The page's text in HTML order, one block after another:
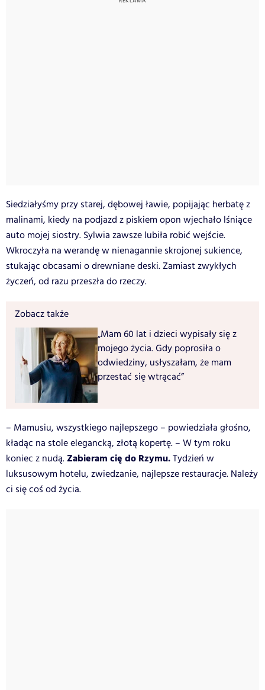
Siedziałyśmy przy starej, dębowej ławie, popijając herbatę z
malinami, kiedy na podjazd z piskiem opon wjechało lśniące
auto mojej siostry. Sylwia zawsze lubiła robić wejście.
Wkroczyła na werandę w nienagannie skrojonej sukience,
stukając obcasami o drewniane deski. Zamiast zwykłych
życzeń, od razu przeszła do rzeczy.
Zobacz także
„Mam 60 lat i dzieci wypisały się z
mojego życia. Gdy poprosiła o
odwiedziny, usłyszałam, że mam
przestać się wtrącać”
– Mamusiu, wszystkiego najlepszego – powiedziała głośno,
kładąc na stole elegancką, złotą kopertę. – W tym roku
koniec z nudą. Zabieram cię do Rzymu.Tydzień w
luksusowym hotelu, zwiedzanie, najlepsze restauracje. Należy
ci się coś od życia.